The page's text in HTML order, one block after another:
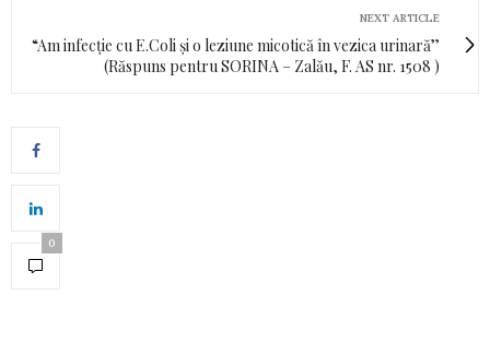
NEXT ARTICLE
“Am infecție cu E.Coli și o leziune micotică în vezica urinară’’
(Răspuns pentru SORINA – Zalău, F. AS nr. 1508 )
0